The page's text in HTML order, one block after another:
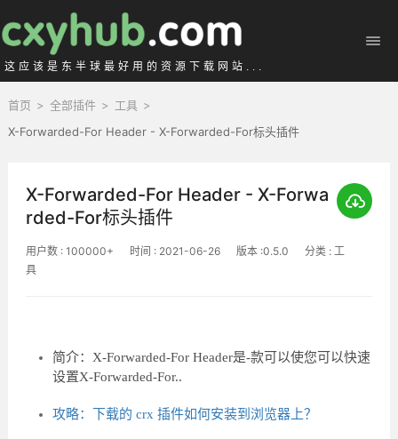
这应该是东半球最好用的资源下载网站...
首页 > 全部插件 > 工具 >
X-Forwarded-For Header - X-Forwarded-For标头插件
X-Forwarded-For Header - X-Forwa
rded-For标头插件
用户数 : 100000+ 时间 : 2021-06-26 版本 :0.5.0
分类 : 工
具
简介：X-Forwarded-For Header是-款可以使您可以快速
设置X-Forwarded-For..
攻略：下载的 crx 插件如何安装到浏览器上？